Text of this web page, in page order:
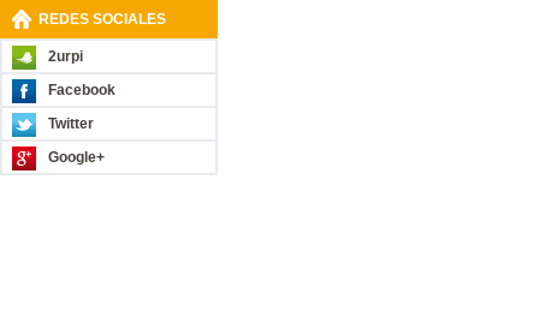
REDES SOCIALES
2urpi
Facebook
Twitter
Google+